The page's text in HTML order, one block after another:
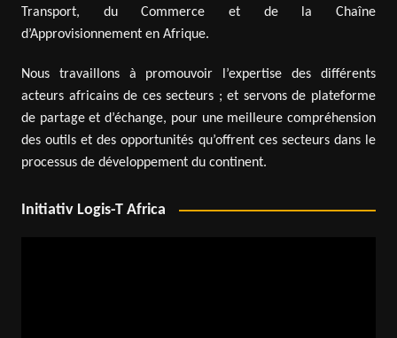
Transport, du Commerce et de la Chaîne
d’Approvisionnement en Afrique.
Nous travaillons à promouvoir l’expertise des différents
acteurs africains de ces secteurs ; et servons de plateforme
de partage et d’échange, pour une meilleure compréhension
des outils et des opportunités qu’offrent ces secteurs dans le
processus de développement du continent.
Initiativ Logis-T Africa